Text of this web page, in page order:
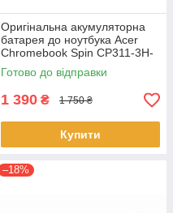
Оригінальна акумуляторна
батарея до ноутбука Acer
Chromebook Spin CP311-3H-
K2RJ CP311-2H-C679 CP513-
1HL CP513-1H - AP16L8J
Готово до відправки
1 390 ₴ 1 750 ₴
Купити
–18%